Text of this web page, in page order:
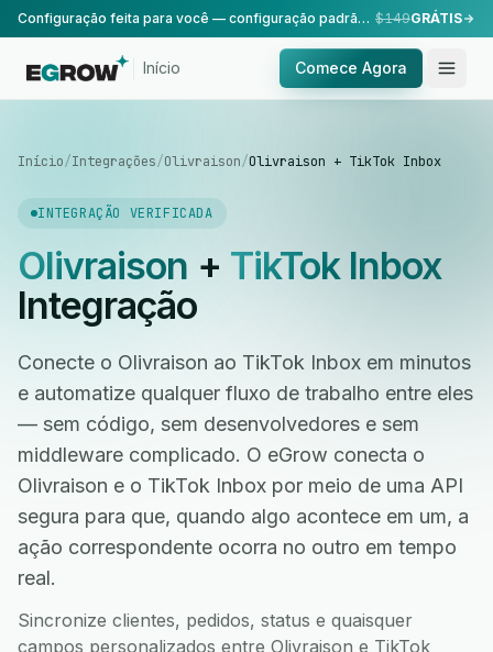
Configuração feita para você — configuração padrão, realizada pela nossa equipe. $149GRÁTIS
Início Comece Agora
Início/Integrações/Olivraison/Olivraison + TikTok Inbox
INTEGRAÇÃO VERIFICADA
Olivraison + TikTok Inbox
Integração
Conecte o Olivraison ao TikTok Inbox em minutos
e automatize qualquer fluxo de trabalho entre eles
— sem código, sem desenvolvedores e sem
middleware complicado. O eGrow conecta o
Olivraison e o TikTok Inbox por meio de uma API
segura para que, quando algo acontece em um, a
ação correspondente ocorra no outro em tempo
real.
Sincronize clientes, pedidos, status e quaisquer
campos personalizados entre Olivraison e TikTok